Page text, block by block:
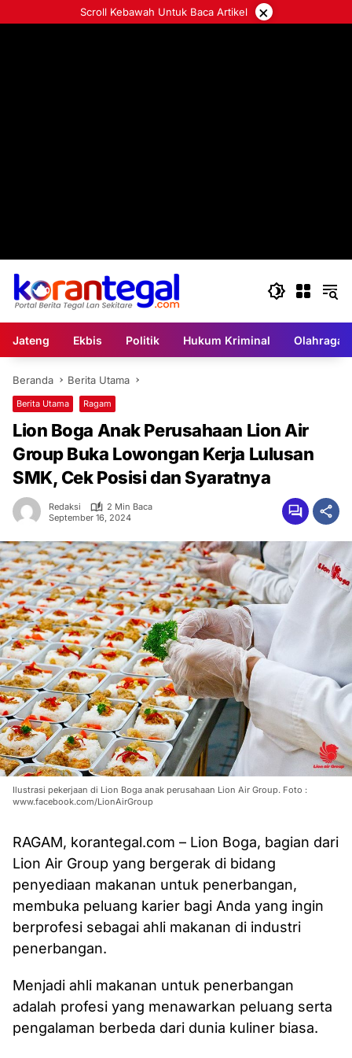
ke
Scroll Kebawah Untuk Baca Artikel ×
Jateng Ekbis Politik Hukum Kriminal Olahraga
Beranda Berita Utama
Berita Utama Ragam
Lion Boga Anak Perusahaan Lion Air
Group Buka Lowongan Kerja Lulusan
SMK, Cek Posisi dan Syaratnya
Redaksi
2 Min Baca
September 16, 2024
Ilustrasi pekerjaan di Lion Boga anak perusahaan Lion Air Group. Foto :
www.facebook.com/LionAirGroup
RAGAM, korantegal.com – Lion Boga, bagian dari
Lion Air Group yang bergerak di bidang
penyediaan makanan untuk penerbangan,
membuka peluang karier bagi Anda yang ingin
berprofesi sebagai ahli makanan di industri
penerbangan.
Menjadi ahli makanan untuk penerbangan
adalah profesi yang menawarkan peluang serta
pengalaman berbeda dari dunia kuliner biasa.